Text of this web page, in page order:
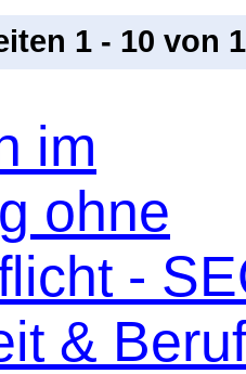
1 - 10 von
im
ohne
-
&